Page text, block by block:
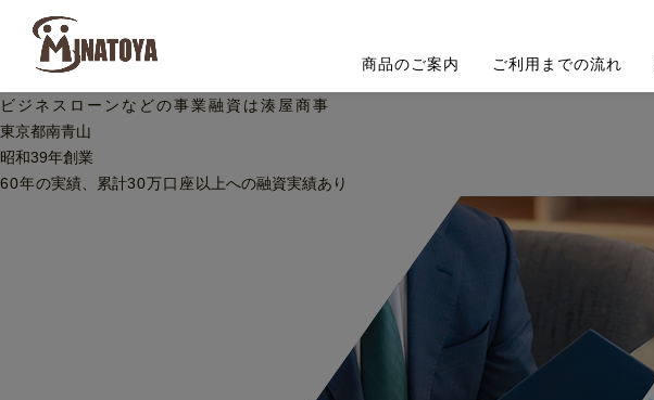
商品のご案内 ご利用までの流れ
ビジネスローンなどの事業融資は湊屋商事
東京都南青山
昭和39年創業
60年の実績、累計30万口座 以上への融資実績あり